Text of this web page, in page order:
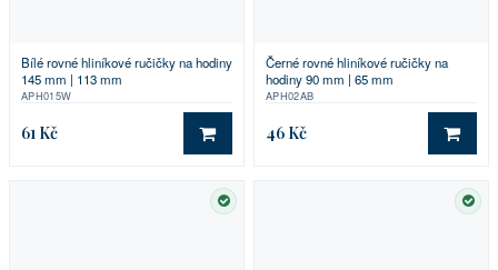
Bílé rovné hliníkové ručičky na hodiny
145 mm | 113 mm
APH015W
61 Kč DO KOŠÍKU
Černé rovné hliníkové ručičky na
hodiny 90 mm | 65 mm
APH02AB
46 Kč DO
SKLADEM